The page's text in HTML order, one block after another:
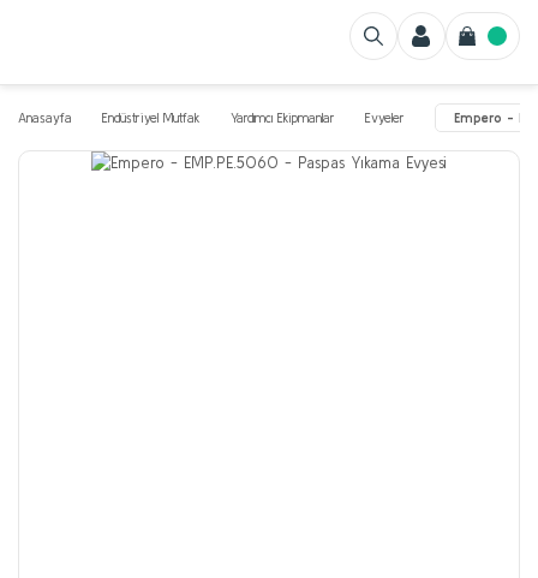
Anasayfa Endüstriyel Mutfak Yardımcı Ekipmanlar Evyeler Empero -